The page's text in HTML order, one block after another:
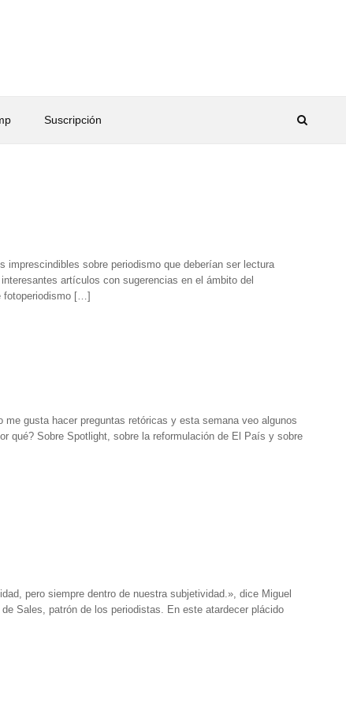
Suscripción
sobre periodismo que deberían ser lectura
artículos con sugerencias en el ámbito del
fotoperiodismo […]
gusta hacer preguntas retóricas y esta semana veo algunos
qué? Sobre Spotlight, sobre la reformulación de El País y sobre
pero siempre dentro de nuestra subjetividad.», dice Miguel
Sales, patrón de los periodistas. En este atardecer plácido